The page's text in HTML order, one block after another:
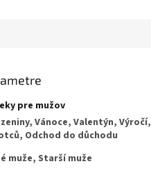
pre mužov
Vánoce, Valentýn, Výročí,
Odchod do důchodu
muže, Starší muže